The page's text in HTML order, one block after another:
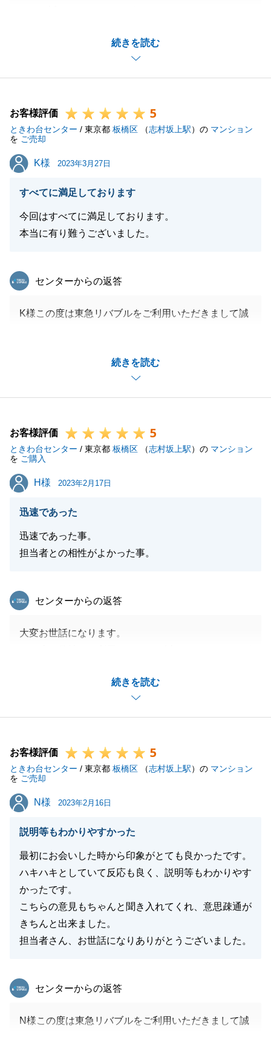
続きを読む
これから始まる新生活が、明るく豊かであることを願
っております。
お客様評価 5
ときわ台センター / 東京都 板橋区 （志村坂上駅）の マンション
を ご売却
K様
K様 2023年3月27日
すべてに満足しております
今回はすべてに満足しております。
本当に有り難うございました。
続きを読む
東急リバブル
センターからの返答
K様この度は東急リバブルをご利用いただきまして誠
また何かお手伝いをすることがございましたら何なり
とお申しつけください。
お客様評価 5
ときわ台センター / 東京都 板橋区 （志村坂上駅）の マンション
を ご購入
H様
H様 2023年2月17日
迅速であった
迅速であった事。
担当者との相性がよかった事。
続きを読む
東急リバブル
センターからの返答
大変お世話になります。
無事にお引渡しまで完了し、私も大変嬉しく思いま
H様には手続き等様々な面でご協力をいただき、誠に
次はご自宅のお引渡しも無事に出来ますよう、引き続
きサポートをさせていただきます。
今後も不動産でお困りのことがございましたらお気軽
にご相談くださいませ。
閉じる
お客様評価 5
ときわ台センター / 東京都 板橋区 （志村坂上駅）の マンション
を ご売却
N様
N様 2023年2月16日
説明等もわかりやすかった
最初にお会いした時から印象がとても良かったです。
ハキハキとしていて反応も良く、説明等もわかりやす
かったです。
こちらの意見もちゃんと聞き入れてくれ、意思疎通が
きちんと出来ました。
担当者さん、お世話になりありがとうございました。
東急リバブル
センターからの返答
N様この度は東急リバブルをご利用いただきまして誠